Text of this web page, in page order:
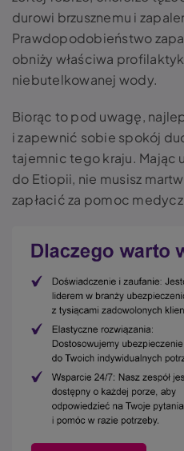
durowi brzusznemu i
Prawdopodobieństwo
obniży właściwa
niebutelkowanej wody.
Biorąc to pod uwagę,
i zapewnić sobie spokój
tajemnic tego kraju. Mając
do Etiopii, nie musisz
zapłacić za pomoc